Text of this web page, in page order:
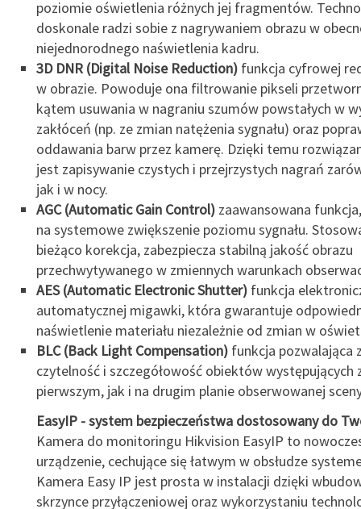
poziomie oświetlenia różnych jej fragmentów.
doskonale radzi sobie z nagrywaniem obrazu w
niejednorodnego naświetlenia kadru.
3D DNR (Digital Noise Reduction)funkcja cyfrowej
w obrazie. Powoduje ona filtrowanie pikseli
kątem usuwania w nagraniu szumów powstałych w
zakłóceń (np. ze zmian natężenia sygnału) oraz
oddawania barw przez kamerę. Dzięki temu
jest zapisywanie czystych i przejrzystych nagrań
jak i w nocy.
AGC (Automatic Gain Control)zaawansowana
na systemowe zwiększenie poziomu sygnału.
bieżąco korekcja, zabezpiecza stabilną jakość obrazu
przechwytywanego w zmiennych warunkach
AES (Automatic Electronic Shutter)funkcja
automatycznej migawki, która gwarantuje
naświetlenie materiału niezależnie od zmian w
BLC (Back Light Compensation)funkcja pozwalająca
czytelność i szczegółowość obiektów występujących
pierwszym, jak i na drugim planie obserwowanej
EasyIP - system bezpieczeństwa dostosowany do
Kamera do monitoringu Hikvision EasyIP to
urządzenie, cechujące się łatwym w obsłudze
Kamera Easy IP jest prosta w instalacji dzięki
skrzynce przyłączeniowej oraz wykorzystaniu